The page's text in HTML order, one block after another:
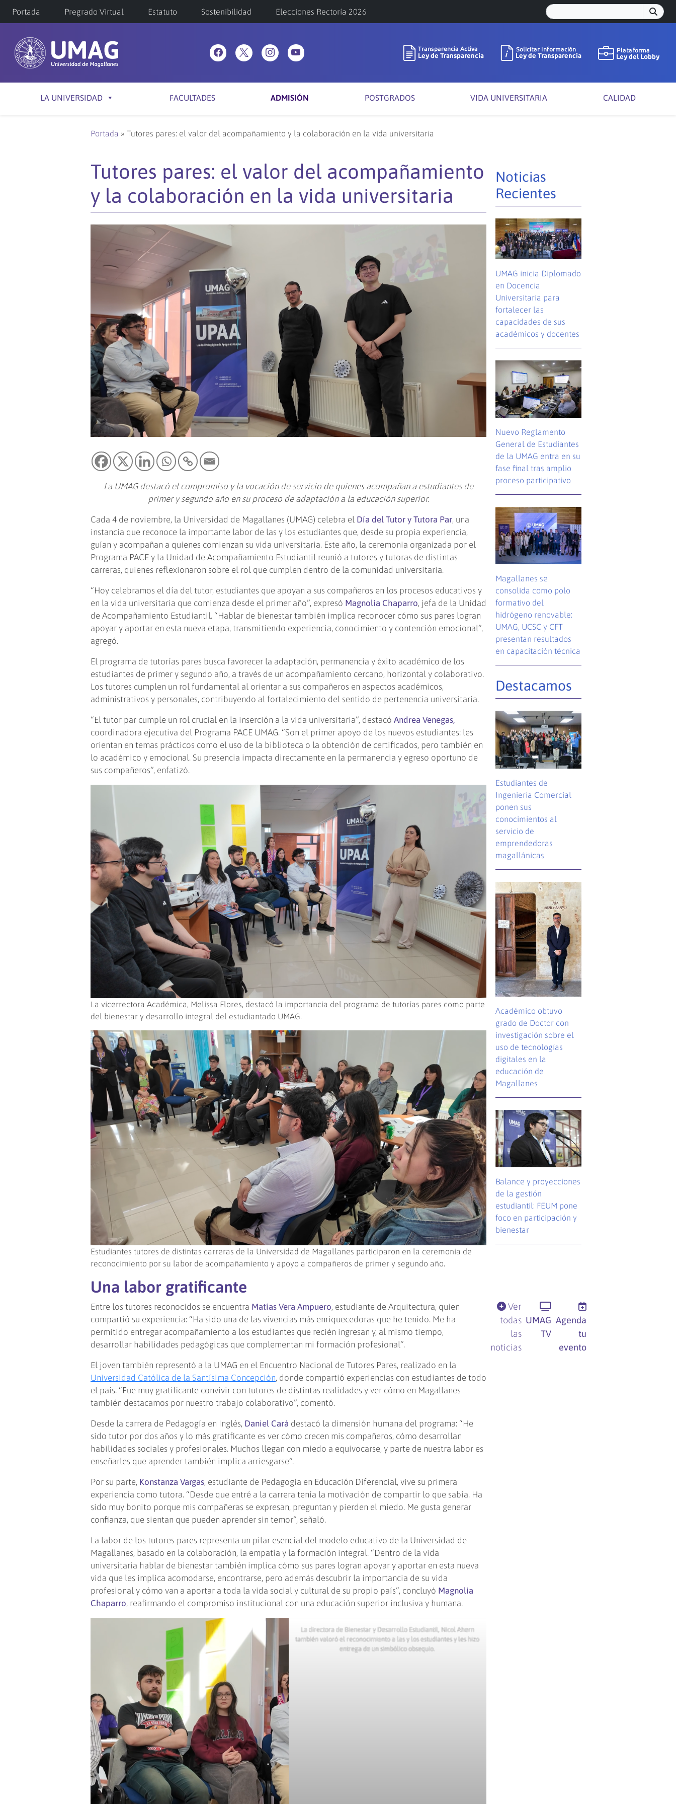
Portada Pregrado Virtual Estatuto Sostenibilidad Elecciones Rectoría 2026
LA UNIVERSIDAD FACULTADES ADMISIÓN POSTGRADOS VIDA UNIVERSITARIA CALIDAD
Portada » Tutores pares: el valor del acompañamiento y la colaboración en la vida universitaria
Tutores pares: el valor del acompañamiento
y la colaboración en la vida universitaria
La UMAG destacó el compromiso y la vocación de servicio de quienes acompañan a estudiantes de
primer y segundo año en su proceso de adaptación a la educación superior.
Cada 4 de noviembre, la Universidad de Magallanes (UMAG) celebra el Día del Tutor y Tutora Par, una
instancia que reconoce la importante labor de las y los estudiantes que, desde su propia experiencia,
guían y acompañan a quienes comienzan su vida universitaria. Este año, la ceremonia organizada por el
Programa PACE y la Unidad de Acompañamiento Estudiantil reunió a tutores y tutoras de distintas
carreras, quienes reflexionaron sobre el rol que cumplen dentro de la comunidad universitaria.
“Hoy celebramos el día del tutor, estudiantes que apoyan a sus compañeros en los procesos educativos y
en la vida universitaria que comienza desde el primer año”, expresó Magnolia Chaparro, jefa de la Unidad
de Acompañamiento Estudiantil. “Hablar de bienestar también implica reconocer cómo sus pares logran
apoyar y aportar en esta nueva etapa, transmitiendo experiencia, conocimiento y contención emocional”,
agregó.
El programa de tutorías pares busca favorecer la adaptación, permanencia y éxito académico de los
estudiantes de primer y segundo año, a través de un acompañamiento cercano, horizontal y colaborativo.
Los tutores cumplen un rol fundamental al orientar a sus compañeros en aspectos académicos,
administrativos y personales, contribuyendo al fortalecimiento del sentido de pertenencia universitaria.
“El tutor par cumple un rol crucial en la inserción a la vida universitaria”, destacóAndrea Venegas,
coordinadora ejecutiva del Programa PACE UMAG. “Son el primer apoyo de los nuevos estudiantes: les
orientan en temas prácticos como el uso de la biblioteca o la obtención de certificados, pero también en
lo académico y emocional. Su presencia impacta directamente en la permanencia y egreso oportuno de
sus compañeros”, enfatizó.
La vicerrectora Académica, Melissa Flores, destacó la importancia del programa de tutorías pares como parte
del bienestar y desarrollo integral del estudiantado UMAG.
Estudiantes tutores de distintas carreras de la Universidad de Magallanes participaron en la ceremonia de
reconocimiento por su labor de acompañamiento y apoyo a compañeros de primer y segundo año.
Una labor gratificante
Entre los tutores reconocidos se encuentra Matías Vera Ampuero, estudiante de Arquitectura, quien
compartió su experiencia: “Ha sido una de las vivencias más enriquecedoras que he tenido. Me ha
permitido entregar acompañamiento a los estudiantes que recién ingresan y, al mismo tiempo,
desarrollar habilidades pedagógicas que complementan mi formación profesional”.
El joven también representó a la UMAG en el Encuentro Nacional de Tutores Pares, realizado en la
Universidad Católica de la Santísima Concepción, donde compartió experiencias con estudiantes de todo
el país. “Fue muy gratificante convivir con tutores de distintas realidades y ver cómo en Magallanes
también destacamos por nuestro trabajo colaborativo”, comentó.
Desde la carrera de Pedagogía en Inglés, Daniel Cará destacó la dimensión humana del programa: “He
sido tutor por dos años y lo más gratificante es ver cómo crecen mis compañeros, cómo desarrollan
habilidades sociales y profesionales. Muchos llegan con miedo a equivocarse, y parte de nuestra labor es
enseñarles que aprender también implica arriesgarse”.
Por su parte, Konstanza Vargas, estudiante de Pedagogía en Educación Diferencial, vive su primera
experiencia como tutora. “Desde que entré a la carrera tenía la motivación de compartir lo que sabía. Ha
sido muy bonito porque mis compañeras se expresan, preguntan y pierden el miedo. Me gusta generar
confianza, que sientan que pueden aprender sin temor”, señaló.
La labor de los tutores pares representa un pilar esencial del modelo educativo de la Universidad de
Magallanes, basado en la colaboración, la empatía y la formación integral. “Dentro de la vida
universitaria hablar de bienestar también implica cómo sus pares logran apoyar y aportar en esta nueva
vida que les implica acomodarse, encontrarse, pero además descubrir la importancia de su vida
profesional y cómo van a aportar a toda la vida social y cultural de su propio país”, concluyó Magnolia
Chaparro, reafirmando el compromiso institucional con una educación superior inclusiva y humana.
Noticias
Recientes
UMAG inicia Diplomado
en Docencia
Universitaria para
fortalecer las
capacidades de sus
académicos y docentes
Nuevo Reglamento
General de Estudiantes
de la UMAG entra en su
fase final tras amplio
proceso participativo
Magallanes se
consolida como polo
formativo del
hidrógeno renovable:
UMAG, UCSC y CFT
presentan resultados
en capacitación técnica
Destacamos
Estudiantes de
Ingeniería Comercial
ponen sus
conocimientos al
servicio de
emprendedoras
magallánicas
Académico obtuvo
grado de Doctor con
investigación sobre el
uso de tecnologías
digitales en la
educación de
Magallanes
Balance y proyecciones
de la gestión
estudiantil: FEUM pone
foco en participación y
bienestar
Ver
todas
las
noticias
UMAG
TV
Agenda
tu
evento